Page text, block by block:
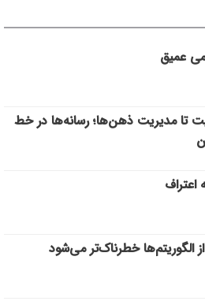
عمیق
تا مدیریت ذهن‌ها؛ رسانه‌ها در خط
اعتراف
الگوریتم‌ها خطرناک‌تر می‌شود